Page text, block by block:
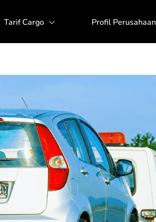
Tarif Cargo Profil Perusahaan